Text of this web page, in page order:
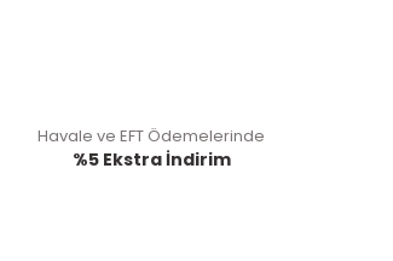
Havale ve EFT Ödemelerinde
%5 Ekstra İndirim